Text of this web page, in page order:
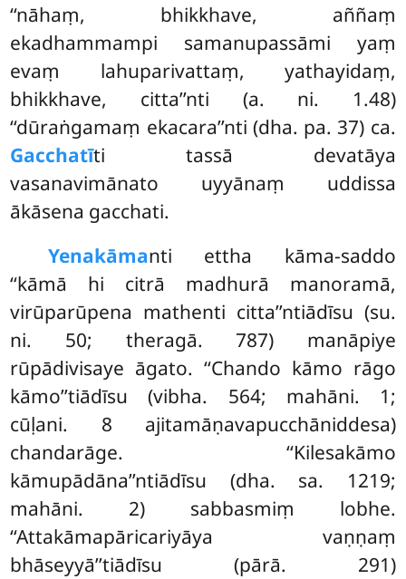
‘‘nāhaṃ, bhikkhave, aññaṃ
ekadhammampi samanupassāmi yaṃ
evaṃ lahuparivattaṃ, yathayidaṃ,
bhikkhave, citta’’nti (a. ni. 1.48)
‘‘dūraṅgamaṃ ekacara’’nti (dha. pa. 37) ca.
Gacchatīti tassā devatāya
vasanavimānato uyyānaṃ uddissa
ākāsena gacchati.
Yenakāmanti ettha kāma-saddo
‘‘kāmā hi citrā madhurā manoramā,
virūparūpena mathenti citta’’ntiādīsu (su.
ni. 50; theragā. 787) manāpiye
rūpādivisaye āgato. ‘‘Chando kāmo rāgo
kāmo’’tiādīsu (vibha. 564; mahāni. 1;
cūḷani. 8 ajitamāṇavapucchāniddesa)
chandarāge. ‘‘Kilesakāmo
kāmupādāna’’ntiādīsu (dha. sa. 1219;
mahāni. 2) sabbasmiṃ lobhe.
‘‘Attakāmapāricariyāya vaṇṇaṃ
bhāseyyā’’tiādīsu (pārā. 291)